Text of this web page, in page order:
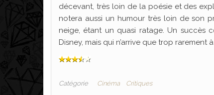
décevant, très loin de la poésie et des
notera aussi un humour très loin de son
neige, étant un quasi ratage. Un succès
Disney, mais qui n’arrive que trop rarement
Catégorie Cinéma Critiques